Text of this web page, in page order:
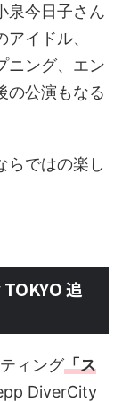
泉今日子さん
イドル、
ニング、エン
の公演もなる
らではの楽し
追
ィング「ス
DiverCity